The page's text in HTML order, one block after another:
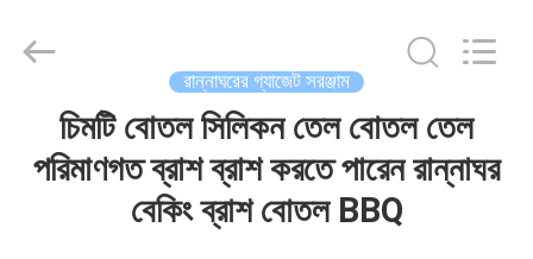
সরবরাহকারী.
Copyright
রান্নাঘরের গ্যাজেট সরঞ্জাম
চিমটি বোতল সিলিকন তেল বোতল তেল
পরিমাণগত ব্রাশ ব্রাশ করতে পারেন রান্নাঘর
বেকিং ব্রাশ বোতল BBQ